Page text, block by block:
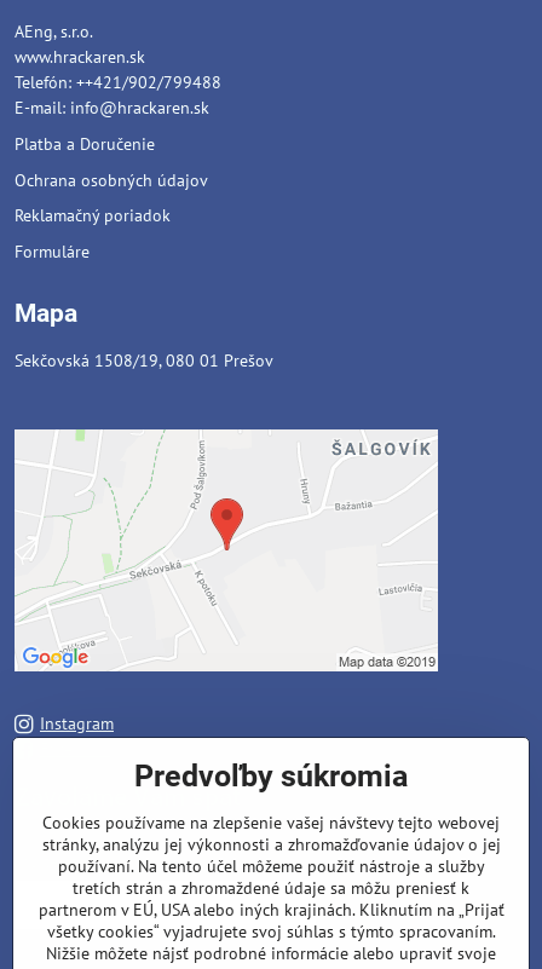
AEng, s.r.o.
www.hrackaren.sk
Telefón: ++421/902/799488
E-mail: info@hrackaren.sk
Platba a Doručenie
Ochrana osobných údajov
Reklamačný poriadok
Formuláre
Mapa
Sekčovská 1508/19, 080 01 Prešov
Instagram
Váš telefón*
Predvoľby súkromia
Cookies používame na zlepšenie vašej návštevy tejto webovej
stránky, analýzu jej výkonnosti a zhromažďovanie údajov o jej
používaní. Na tento účel môžeme použiť nástroje a služby
tretích strán a zhromaždené údaje sa môžu preniesť k
partnerom v EÚ, USA alebo iných krajinách. Kliknutím na „Prijať
všetky cookies“ vyjadrujete svoj súhlas s týmto spracovaním.
Nižšie môžete nájsť podrobné informácie alebo upraviť svoje